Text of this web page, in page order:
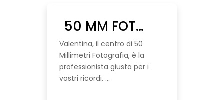
50 MM FOTOGRAFIA
Valentina, il centro di 50
Millimetri Fotografia, è la
professionista giusta per i
vostri ricordi. ...